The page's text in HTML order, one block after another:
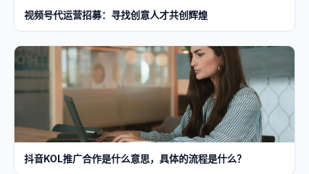
视频号代运营招募：寻找创意人才共创辉煌
抖音KOL推广合作是什么意思，具体的流程是什么？